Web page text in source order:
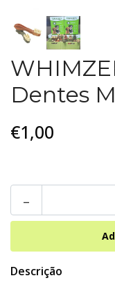
Dentes M
€1,00
-
Descrição